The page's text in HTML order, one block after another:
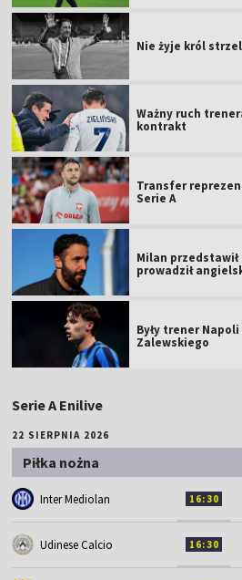
Nie żyje król
Ważny ruch
kontrakt
Transfer
Serie A
Milan
prowadził
Były trener
Zalewskiego
Serie A Enilive
22 SIERPNIA 2026
Piłka nożna
Inter Mediolan 16:30
Udinese Calcio 16:30